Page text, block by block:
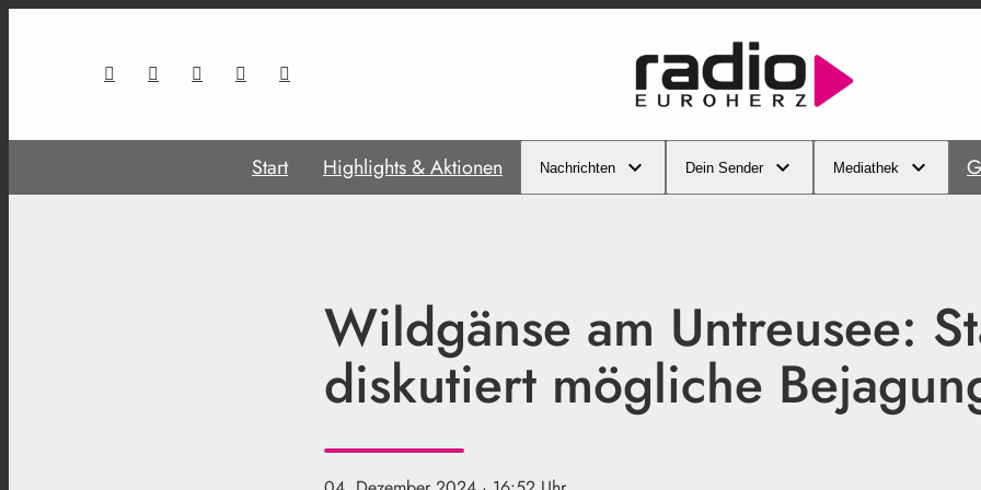
Start Highlights & Aktionen Nachrichten Dein Sender Mediathek
Wildgänse am Untreusee:
diskutiert mögliche